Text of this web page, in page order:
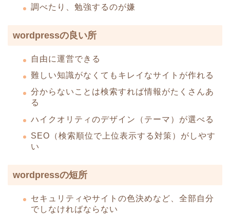
調べたり、勉強するのが嫌
wordpressの良い所
自由に運営できる
難しい知識がなくてもキレイなサイトが作れる
分からないことは検索すれば情報がたくさんあ
る
ハイクオリティのデザイン（テーマ）が選べる
SEO（検索順位で上位表示する対策）がしやす
い
wordpressの短所
セキュリティやサイトの色決めなど、全部自分
でしなければならない